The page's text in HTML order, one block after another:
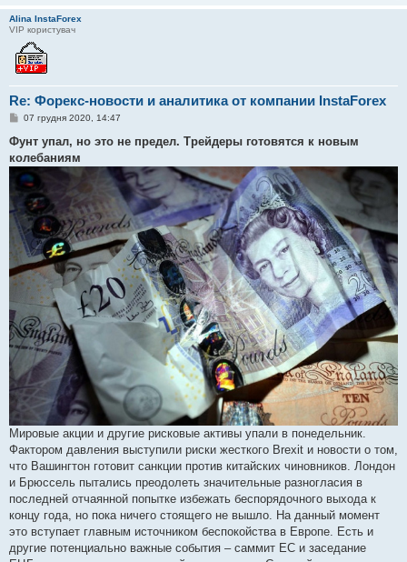
Alina InstaForex
VIP користувач
Re: Форекс-новости и аналитика от компании InstaForex
П
в
і
д
м
л
н
н
я
07 грудня 2020, 14:47
Фунт упал, но это не предел. Трейдеры готовятся к новым
колебаниям
Мировые акции и другие рисковые активы упали в понедельник.
Фактором давления выступили риски жесткого Brexit и новости о том,
что Вашингтон готовит санкции против китайских чиновников. Лондон
и Брюссель пытались преодолеть значительные разногласия в
последней отчаянной попытке избежать беспорядочного выхода к
концу года, но пока ничего стоящего не вышло. На данный момент
это вступает главным источником беспокойства в Европе. Есть и
другие потенциально важные события – саммит ЕС и заседание